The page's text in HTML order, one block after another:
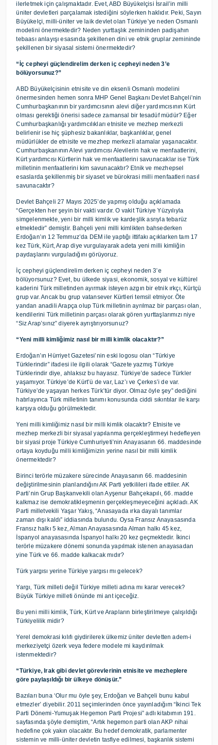
ilerletmek için çalışmaktadır. Evet, ABD Büyükelçisi İsrail’in milli
üniter devletleri parçalamak istediğini söylerken haklıdır. Peki, Sayın
Büyükelçi, milli-üniter ve laik devlet olan Türkiye’ye neden Osmanlı
modelini önermektedir? Neden yurttaşlık zemininden padişahın
tebaası anlayışı esasında şekillenen dini ve etnik gruplar zemininde
şekillenen bir siyasal sistemi önermektedir?
“İç cepheyi güçlendirelim derken iç cepheyi neden 3’e
bölüyorsunuz?”
ABD Büyükelçisinin etnisite ve din eksenli Osmanlı modelini
önermesinden hemen sonra MHP Genel Başkanı Devlet Bahçeli’nin
Cumhurbaşkanının bir yardımcısının alevi diğer yardımcısının Kürt
olması gerektiği önerisi sadece zamansal bir tesadüf müdür? Eğer
Cumhurbaşkanlığı yardımcılıkları etnisite ve mezhep merkezli
belirlenir ise hiç şüphesiz bakanlıklar, başkanlıklar, genel
müdürlükler de etnisite ve mezhep merkezli atamalar yaşanacaktır.
Cumhurbaşkanının Alevi yardımcısı Alevilerin hak ve menfaatlerini,
Kürt yardımcısı Kürtlerin hak ve menfaatlerini savunacaklar ise Türk
milletinin menfaatlerini kim savunacaktır? Etnik ve mezhepsel
esaslarda şekillenmiş bir siyaset ve bürokrasi milli menfaatleri nasıl
savunacaktır?
Devlet Bahçeli 27 Mayıs 2025’de yapmış olduğu açıklamada
“Gerçekten her şeyin bir vakti vardır. O vakit Türkiye Yüzyılıyla
simgelenmekte, yeni bir milli kimlik ve kardeşlik asrıyla tebarüz
etmektedir” demiştir. Bahçeli yeni milli kimlikten bahsederken
Erdoğan’ın 12 Temmuz’da DEM ile yaptığı ittifakı açıklarken tam 17
kez Türk, Kürt, Arap diye vurgulayarak adeta yeni milli kimliğin
paydaşlarını vurguladığını görüyoruz.
İç cepheyi güçlendirelim derken iç cepheyi neden 3’e
bölüyorsunuz? Evet, bu ülkede siyasi, ekonomik, sosyal ve kültürel
kaderini Türk milletinden ayırmak isteyen azgın bir etnik ırkçı, Kürtçü
grup var. Ancak bu grup vatansever Kürtleri temsil etmiyor. Öte
yandan anadili Arapça olup Türk milletinin ayrılmaz bir parçası olan,
kendilerini Türk milletinin parçası olarak gören yurttaşlarımızı niye
“Siz Arap’sınız” diyerek ayrıştırıyorsunuz?
“Yeni milli kimliğimiz nasıl bir milli kimlik olacaktır?”
Erdoğan’ın Hürriyet Gazetesi’nin eski logosu olan “Türkiye
Türklerindir” ifadesi ile ilgili olarak “Gazete yazmış Türkiye
Türklerindir diye, ahlaksız bu hayasız. Türkiye’de sadece Türkler
yaşamıyor. Türkiye’de Kürt’ü de var, Laz’ı ve Çerkes’i de var.
Türkiye’de yaşayan herkes Türk’tür diyor. Olmaz öyle şey” dediğini
hatırlayınca Türk milletinin tanımı konusunda ciddi sıkıntılar ile karşı
karşıya olduğu görülmektedir.
Yeni milli kimliğimiz nasıl bir milli kimlik olacaktır? Etnisite ve
mezhep merkezli bir siyasal yapılanma gerçekleştirmeyi hedefleyen
bir siyasi proje Türkiye Cumhuriyeti’nin Anayasanın 66. maddesinde
ortaya koyduğu milli kimliğimizin yerine nasıl bir milli kimlik
önermektedir?
Birinci terörle müzakere sürecinde Anayasanın 66. maddesinin
değiştirilmesinin planlandığını AK Parti yetkilileri ifade ettiler. AK
Parti’nin Grup Başkanvekili olan Ayşenur Bahçekapılı, 66. madde
kalkmaz ise demokratikleşmenin gerçekleşmeyeceğini açıkladı. AK
Parti milletvekili Yaşar Yakış, “Anasayada ırka dayalı tanımlar
zaman dışı kaldı” iddiasında bulundu. Oysa Fransız Anayasasında
Fransız halkı 5 kez, Alman Anayasasında Alman halkı 45 kez,
İspanyol anayasasında İspanyol halkı 20 kez geçmektedir. İkinci
terörle müzakere dönemi sonunda yapılmak istenen anayasadan
yine Türk ve 66. madde kalkacak mıdır?
Türk yargısı yerine Türkiye yargısı mı gelecek?
Yargı, Türk milleti değil Türkiye milleti adına mı karar verecek?
Büyük Türkiye milleti önünde mi ant içeceğiz.
Bu yeni milli kimlik, Türk, Kürt ve Arapların birleştirilmeye çalışıldığı
Türkiyelilik midir?
Yerel demokrasi kılıfı giydirilerek ülkemiz üniter devletten adem-i
merkeziyetçi özerk veya federe modele mi kaydırılmak
istenmektedir?
“Türkiye, Irak gibi devlet görevlerinin etnisite ve mezheplere
göre paylaşıldığı bir ülkeye dönüşür.”
Bazıları buna ‘Olur mu öyle şey, Erdoğan ve Bahçeli bunu kabul
etmezler’ diyebilir. 2011 seçimlerinden önce yayınladığım “İkinci Tek
Parti Dönemi-Yumuşak Hegemon Parti Projesi” adlı kitabımın 191.
sayfasında şöyle demiştim, “Artık hegemon parti olan AKP nihai
hedefine çok yakın olacaktır. Bu hedef demokratik, parlamenter
sistemin ve milli-üniter devletin tasfiye edilmesi, başkanlık sistemi